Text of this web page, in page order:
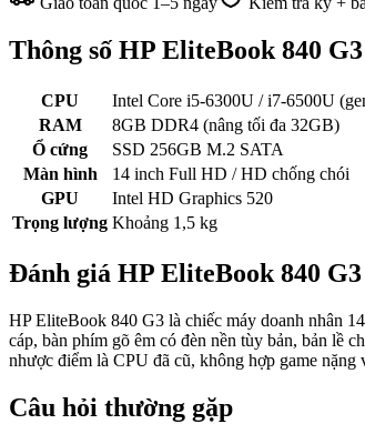
Thông số HP EliteBook 840 G3
CPU
Intel Core i5-6300U / i7-6500U
RAM
8GB DDR4 (nâng tối đa 32GB)
Ổ cứng
SSD 256GB M.2 SATA
Màn hình
14 inch Full HD / HD chống chói
GPU
Intel HD Graphics 520
Trọng lượng Khoảng 1,5 kg
Đánh giá HP EliteBook 840 G3
HP EliteBook 840 G3 là chiếc máy doanh nhân
cáp, bàn phím gõ êm có đèn nền tùy bản, bản lề
nhược điểm là CPU đã cũ, không hợp game
Câu hỏi thường gặp